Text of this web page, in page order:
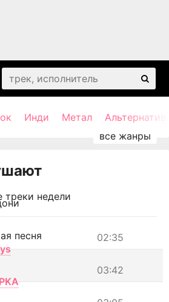
Инди Метал
недели
02:35
песня
03:42